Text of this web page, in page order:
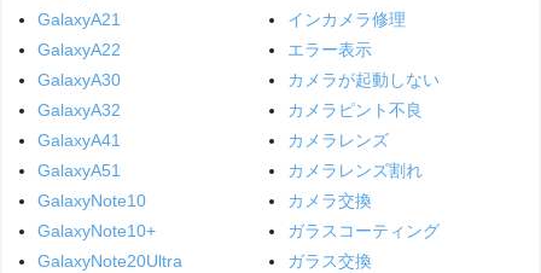
GalaxyA21
GalaxyA22
GalaxyA30
GalaxyA32
GalaxyA41
GalaxyA51
GalaxyNote10
GalaxyNote10+
GalaxyNote20Ultra
インカメラ修理
エラー表示
カメラが起動しない
カメラピント不良
カメラレンズ
カメラレンズ割れ
カメラ交換
ガラスコーティング
ガラス交換